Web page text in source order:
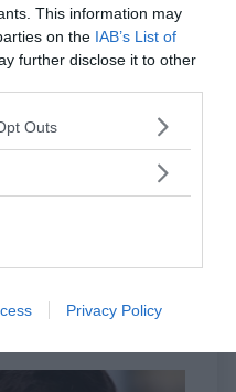
This information may
on the IAB’s List of
further disclose it to other
uses one or more Google
You may click to
purposes in below Google
Outs
Privacy Policy
Commedia